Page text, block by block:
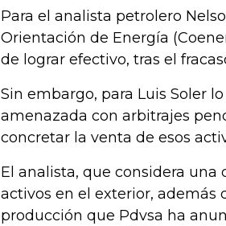
Para el analista petrolero
Orientación de Energía
de lograr efectivo, tras el
Sin embargo, para Luis Soler
amenazada con arbitrajes
concretar la venta de esos
El analista, que considera una
activos en el exterior, además
producción que Pdvsa ha